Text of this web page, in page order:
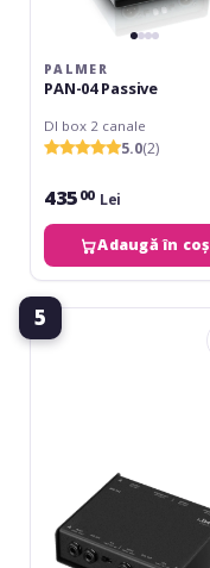
PALMER
PAN-04 Passive
DI box 2 canale
5.0(2)
435 00 Lei
Adaugă în coș
5
img
Stage